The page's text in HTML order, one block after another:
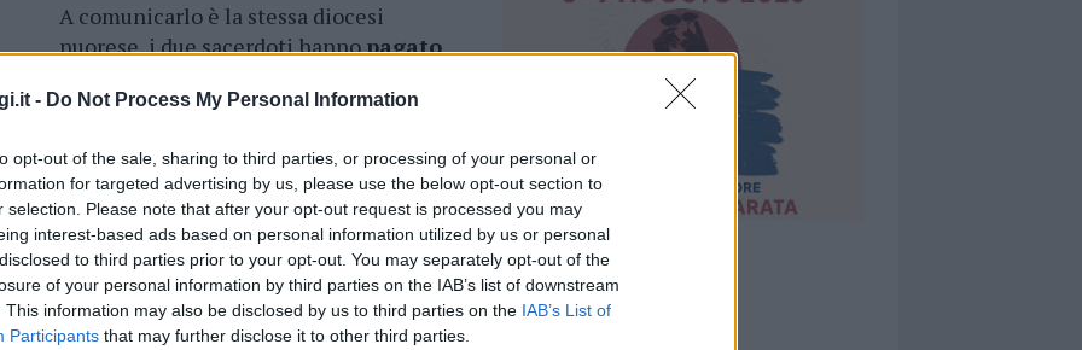
- Do Not Process My Personal Information
opt-out of the sale, sharing to third parties, or processing of your personal or
for targeted advertising by us, please use the below opt-out section to
selection. Please note that after your opt-out request is processed you may
interest-based ads based on personal information utilized by us or personal
to third parties prior to your opt-out. You may separately opt-out of the
of your personal information by third parties on the IAB’s list of downstream
This information may also be disclosed by us to third parties on the IAB’s List of
Participants that may further disclose it to other third parties.
A comunicarlo è la stessa diocesi
nuorese, i due sacerdoti hannopagato
Giovanni Melis, dopo il diaconato
Maria fu ordinato sacerdote il 16 ottobre
parroco dellaparrocchia di San Paolo in
e poi parroco diSarule(2006-2012);
ultimi anni collaborava nelleparrocchie di
Nuoro.